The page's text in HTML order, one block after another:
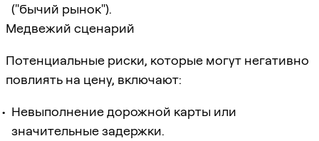
("бычий рынок").
Медвежий сценарий
Потенциальные риски, которые могут негативно
повлиять на цену, включают:
Невыполнение дорожной карты или
значительные задержки.